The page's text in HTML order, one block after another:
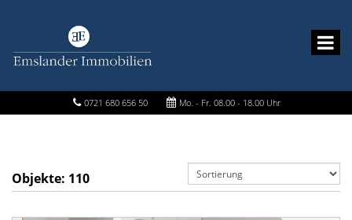
0721 680 656 50 Mo. - Fr. 08.00 - 18.00 Uhr
Objekte: 110